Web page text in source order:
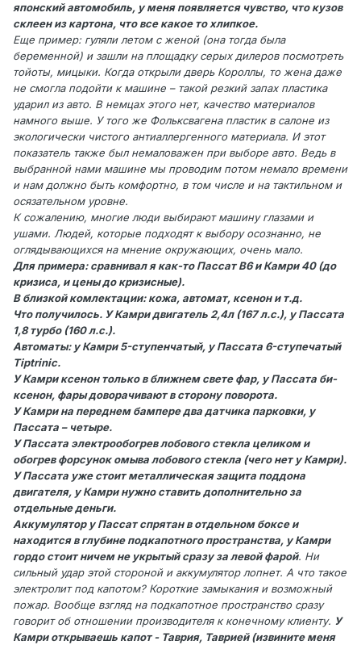
японский автомобиль, у меня появляется чувство, что кузов
склеен из картона, что все какое то хлипкое.
Еще пример: гуляли летом с женой (она тогда была
беременной) и зашли на площадку серых дилеров посмотреть
тойоты, мицыки. Когда открыли дверь Короллы, то жена даже
не смогла подойти к машине – такой резкий запах пластика
ударил из авто. В немцах этого нет, качество материалов
намного выше. У того же Фольксвагена пластик в салоне из
экологически чистого антиаллергенного материала. И этот
показатель также был немаловажен при выборе авто. Ведь в
выбранной нами машине мы проводим потом немало времени
и нам должно быть комфортно, в том числе и на тактильном и
осязательном уровне.
К сожалению, многие люди выбирают машину глазами и
ушами. Людей, которые подходят к выбору осознанно, не
оглядывающихся на мнение окружающих, очень мало.
Для примера: сравнивал я как-то Пассат В6 и Камри 40 (до
кризиса, и цены до кризисные).
В близкой комлектации: кожа, автомат, ксенон и т.д.
Что получилось. У Камри двигатель 2,4л (167 л.с.), у Пассата
1,8 турбо (160 л.с.).
Автоматы: у Камри 5-ступенчатый, у Пассата 6-ступечатый
Tiptrinic.
У Камри ксенон только в ближнем свете фар, у Пассата би-
ксенон, фары доворачивают в сторону поворота.
У Камри на переднем бампере два датчика парковки, у
Пассата – четыре.
У Пассата электрообогрев лобового стекла целиком и
обогрев форсунок омыва лобового стекла (чего нет у Камри).
У Пассата уже стоит металлическая защита поддона
двигателя, у Камри нужно ставить дополнительно за
отдельные деньги.
Аккумулятор у Пассат спрятан в отдельном боксе и
находится в глубине подкапотного пространства, у Камри
гордо стоит ничем не укрытый сразу за левой фарой. Ни
сильный удар этой стороной и аккумулятор лопнет. А что такое
электролит под капотом? Короткие замыкания и возможный
пожар. Вообще взгляд на подкапотное пространство сразу
говорит об отношении производителя к конечному клиенту. У
Камри открываешь капот - Таврия, Таврией (извините меня